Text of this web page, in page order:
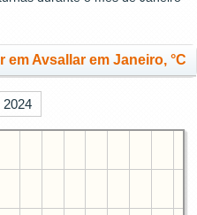
Avsallar em Janeiro, °C
2024